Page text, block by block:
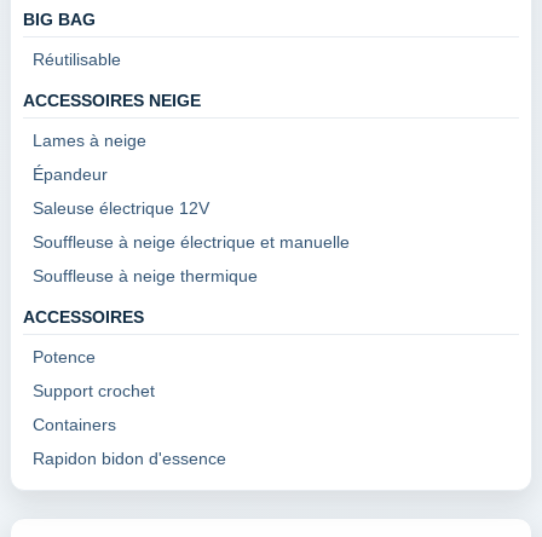
BIG BAG
Réutilisable
ACCESSOIRES NEIGE
Lames à neige
Épandeur
Saleuse électrique 12V
Souffleuse à neige électrique et manuelle
Souffleuse à neige thermique
ACCESSOIRES
Potence
Support crochet
Containers
Rapidon bidon d'essence